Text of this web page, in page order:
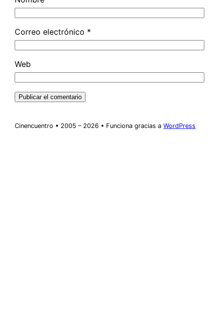
Correo electrónico *
Web
Cinencuentro • 2005 – 2026 • Funciona gracias aWordPress